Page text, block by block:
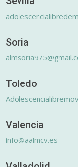
Soria
Toledo
Valencia
info@aalmcv.es